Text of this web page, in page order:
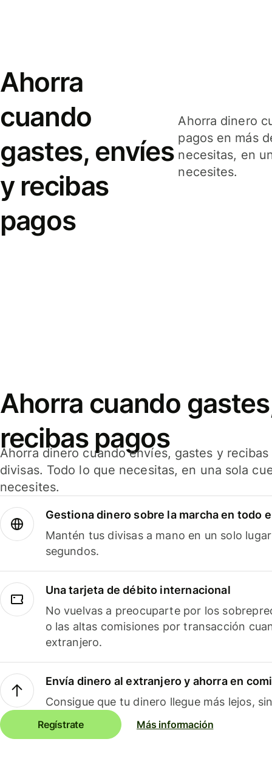
Ahorra
cuando
gastes, envíes
y recibas
pagos
Ahorra dinero
pagos en más
necesitas, en
necesites.
Ahorra cuando
recibas pagos
Ahorra dinero cuando envíes, gastes y
divisas. Todo lo que necesitas, en una sola
necesites.
Gestiona dinero sobre la marcha en todo
Mantén tus divisas a mano en un solo
segundos.
Una tarjeta de débito internacional
No vuelvas a preocuparte por los
o las altas comisiones por transacción
extranjero.
Envía dinero al extranjero y ahorra en
Consigue que tu dinero llegue más lejos,
Regístrate Más información